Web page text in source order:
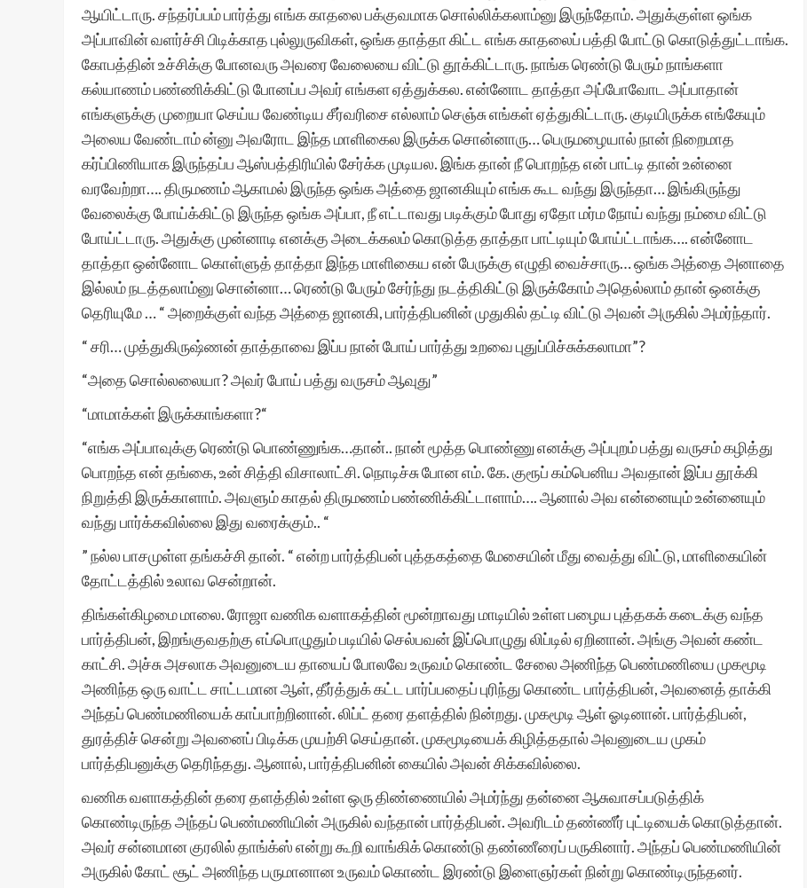
ஆயிட்டாரு. சந்தர்ப்பம் பார்த்து எங்க காதலை பக்குவமாக சொல்லிக்கலாம்னு இருந்தோம். அதுக்குள்ள ஒங்க
அப்பாவின் வளர்ச்சி பிடிக்காத புல்லுருவிகள், ஒங்க தாத்தா கிட்ட எங்க காதலைப் பத்தி போட்டு கொடுத்துட்டாங்க.
கோபத்தின் உச்சிக்கு போனவரு அவரை வேலையை விட்டு தூக்கிட்டாரு. நாங்க ரெண்டு பேரும் நாங்களா
கல்யாணம் பண்ணிக்கிட்டு போனப்ப அவர் எங்கள ஏத்துக்கல. என்னோட தாத்தா அப்போவோட அப்பாதான்
எங்களுக்கு முறையா செய்ய வேண்டிய சீர்வரிசை எல்லாம் செஞ்சு எங்கள் ஏத்துகிட்டாரு. குடியிருக்க எங்கேயும்
அலைய வேண்டாம் ன்னு அவரோட இந்த மாளிகைல இருக்க சொன்னாரு… பெருமழையால் நான் நிறைமாத
கர்ப்பிணியாக இருந்தப்ப ஆஸ்பத்திரியில் சேர்க்க முடியல. இங்க தான் நீ பொறந்த என் பாட்டி தான் உன்னை
வரவேற்றா…. திருமணம் ஆகாமல் இருந்த ஒங்க அத்தை ஜானகியும் எங்க கூட வந்து இருந்தா… இங்கிருந்து
வேலைக்கு போய்க்கிட்டு இருந்த ஒங்க அப்பா, நீ எட்டாவது படிக்கும் போது ஏதோ மர்ம நோய் வந்து நம்மை விட்டு
போய்ட்டாரு. அதுக்கு முன்னாடி எனக்கு அடைக்கலம் கொடுத்த தாத்தா பாட்டியும் போய்ட்டாங்க…. என்னோட
தாத்தா ஒன்னோட கொள்ளுத் தாத்தா இந்த மாளிகைய என் பேருக்கு எழுதி வைச்சாரு… ஒங்க அத்தை அனாதை
இல்லம் நடத்தலாம்னு சொன்னா… ரெண்டு பேரும் சேர்ந்து நடத்திகிட்டு இருக்கோம் அதெல்லாம் தான் ஒனக்கு
தெரியுமே … “ அறைக்குள் வந்த அத்தை ஜானகி, பார்த்திபனின் முதுகில் தட்டி விட்டு அவன் அருகில் அமர்ந்தார்.
“ சரி… முத்துகிருஷ்ணன் தாத்தாவை இப்ப நான் போய் பார்த்து உறவை புதுப்பிச்சுக்கலாமா”?
“அதை சொல்லலையா? அவர் போய் பத்து வருசம் ஆவுது”
“மாமாக்கள் இருக்காங்களா?“
“எங்க அப்பாவுக்கு ரெண்டு பொண்ணுங்க…தான்.. நான் மூத்த பொண்ணு எனக்கு அப்புறம் பத்து வருசம் கழித்து
பொறந்த என் தங்கை, உன் சித்தி விசாலாட்சி. நொடிச்சு போன எம். கே. குரூப் கம்பெனிய அவதான் இப்ப தூக்கி
நிறுத்தி இருக்காளாம். அவளும் காதல் திருமணம் பண்ணிக்கிட்டாளாம்…. ஆனால் அவ என்னையும் உன்னையும்
வந்து பார்க்கவில்லை இது வரைக்கும்.. “
” நல்ல பாசமுள்ள தங்கச்சி தான். “ என்ற பார்த்திபன் புத்தகத்தை மேசையின் மீது வைத்து விட்டு, மாளிகையின்
தோட்டத்தில் உலாவ சென்றான்.
திங்கள்கிழமை மாலை. ரோஜா வணிக வளாகத்தின் மூன்றாவது மாடியில் உள்ள பழைய புத்தகக் கடைக்கு வந்த
பார்த்திபன், இறங்குவதற்கு எப்பொழுதும் படியில் செல்பவன் இப்பொழுது லிப்டில் ஏறினான். அங்கு அவன் கண்ட
காட்சி. அச்சு அசலாக அவனுடைய தாயைப் போலவே உருவம் கொண்ட சேலை அணிந்த பெண்மணியை முகமூடி
அணிந்த ஒரு வாட்ட சாட்டமான ஆள், தீர்த்துக் கட்ட பார்ப்பதைப் புரிந்து கொண்ட பார்த்திபன், அவனைத் தாக்கி
அந்தப் பெண்மணியைக் காப்பாற்றினான். லிப்ட் தரை தளத்தில் நின்றது. முகமூடி ஆள் ஓடினான். பார்த்திபன்,
துரத்திச் சென்று அவனைப் பிடிக்க முயற்சி செய்தான். முகமூடியைக் கிழித்ததால் அவனுடைய முகம்
பார்த்திபனுக்கு தெரிந்தது. ஆனால், பார்த்திபனின் கையில் அவன் சிக்கவில்லை.
வணிக வளாகத்தின் தரை தளத்தில் உள்ள ஒரு திண்ணையில் அமர்ந்து தன்னை ஆசுவாசப்படுத்திக்
கொண்டிருந்த அந்தப் பெண்மணியின் அருகில் வந்தான் பார்த்திபன். அவரிடம் தண்ணீர் புட்டியைக் கொடுத்தான்.
அவர் சன்னமான குரலில் தாங்க்ஸ் என்று கூறி வாங்கிக் கொண்டு தண்ணீரைப் பருகினார். அந்தப் பெண்மணியின்
அருகில் கோட் சூட் அணிந்த பருமானான உருவம் கொண்ட இரண்டு இளைஞர்கள் நின்று கொண்டிருந்தனர்.
விஜி ரமேஷ்